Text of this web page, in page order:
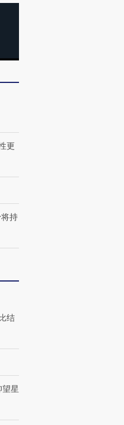
哈尔滨遭遇短时极端强降
更
持
结
望星